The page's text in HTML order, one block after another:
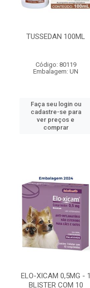
TUSSEDAN 100ML
Código: 80119
Embalagem: UN
Faça seu login ou
cadastre-se para
ver preços e
comprar
ELO-XICAM 0,5MG - 1
BLISTER COM 10